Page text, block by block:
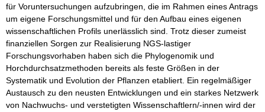
für Voruntersuchungen aufzubringen, die im Rahmen eines Antrags
um eigene Forschungsmittel und für den Aufbau eines eigenen
wissenschaftlichen Profils unerlässlich sind. Trotz dieser zumeist
finanziellen Sorgen zur Realisierung NGS-lastiger
Forschungsvorhaben haben sich die Phylogenomik und
Horchdurchsatzmethoden bereits als feste Größen in der
Systematik und Evolution der Pflanzen etabliert. Ein regelmäßiger
Austausch zu den neusten Entwicklungen und ein starkes Netzwerk
von Nachwuchs- und verstetigten Wissenschaftlern/-innen wird der